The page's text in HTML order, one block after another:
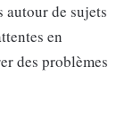
autour de sujets
en
des problèmes